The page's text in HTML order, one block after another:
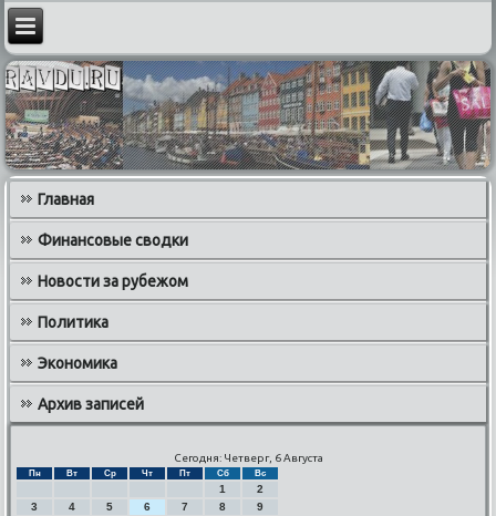
Главная
Финансовые сводки
Новости за рубежом
Политика
Экономика
Архив записей
Сегодня: Четверг, 6 Августа
Пн Вт Ср Чт Пт Сб Вс
1
2
3
4 5 6 7 8
9